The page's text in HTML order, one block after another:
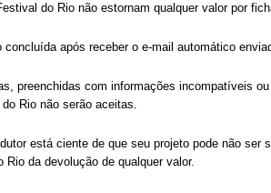
do Rio não estornam qualquer valor por
após receber o e-mail automático
preenchidas com informações incompatíveis
Rio não serão aceitas.
está ciente de que seu projeto pode não ser
Rio da devolução de qualquer valor.